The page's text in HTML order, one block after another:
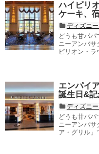
ハイピリ
ケーキ、
ディズニ
どうも甘パ
ニーアンバサ
ピリオン・
エンパイ
誕生日&
ディズニ
どうも甘パ
ニーアンバサ
ア・グリル」